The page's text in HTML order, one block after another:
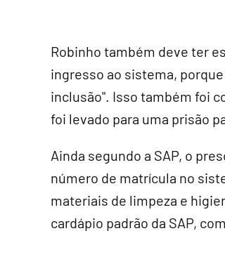
Robinho também deve ter
ingresso ao sistema,
inclusão". Isso também foi
foi levado para uma prisão
Ainda segundo a SAP, o
número de matrícula no
materiais de limpeza e
cardápio padrão da SAP,